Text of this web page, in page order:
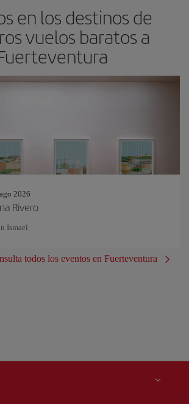
en los destinos de
vuelos baratos a
2026
Rivero
Ismael
todos los eventos en Fuerteventura